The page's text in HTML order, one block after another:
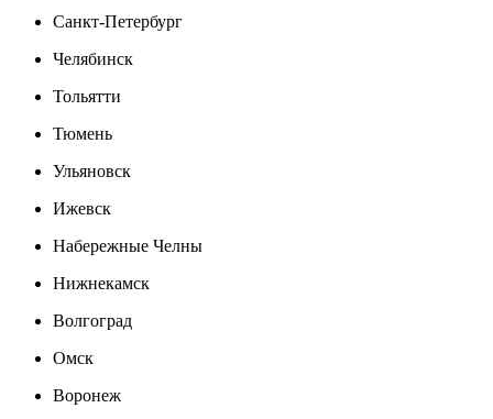
Санкт-Петербург
Челябинск
Тольятти
Тюмень
Ульяновск
Ижевск
Набережные Челны
Нижнекамск
Волгоград
Омск
Воронеж